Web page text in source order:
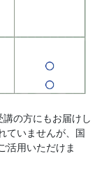
の方にもお届けし
ていませんが、国
活用いただけま